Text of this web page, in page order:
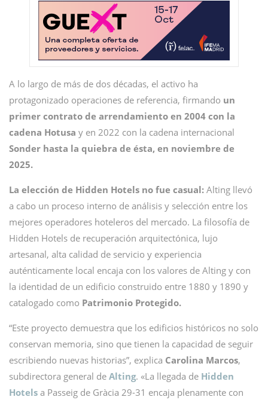
A lo largo de más de dos décadas, el activo ha
protagonizado operaciones de referencia, firmando un
primer contrato de arrendamiento en 2004 con la
cadena Hotusa y en 2022 con la cadena internacional
Sonder hasta la quiebra de ésta, en noviembre de
2025.
La elección de Hidden Hotels no fue casual: Alting llevó
a cabo un proceso interno de análisis y selección entre los
mejores operadores hoteleros del mercado. La filosofía de
Hidden Hotels de recuperación arquitectónica, lujo
artesanal, alta calidad de servicio y experiencia
auténticamente local encaja con los valores de Alting y con
la identidad de un edificio construido entre 1880 y 1890 y
catalogado como Patrimonio Protegido.
“Este proyecto demuestra que los edificios históricos no solo
conservan memoria, sino que tienen la capacidad de seguir
escribiendo nuevas historias”, explica Carolina Marcos,
subdirectora general de Alting. «La llegada de Hidden
Hotels a Passeig de Gràcia 29-31 encaja plenamente con